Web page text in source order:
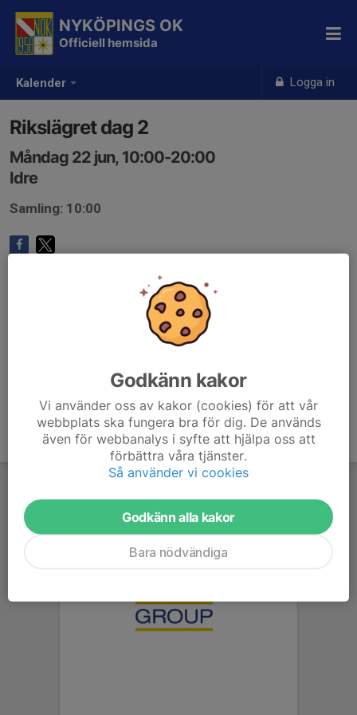
Kalender Logga in
NYKÖPINGS OK
Officiell hemsida
Rikslägret dag 2
Måndag 22 jun, 10:00-20:00
Idre
Samling: 10:00
Godkänn kakor
Vi använder oss av kakor (cookies) för att vår
webbplats ska fungera bra för dig. De används
även för webbanalys i syfte att hjälpa oss att
förbättra våra tjänster.
Så använder vi cookies
Godkänn alla kakor
Bara nödvändiga